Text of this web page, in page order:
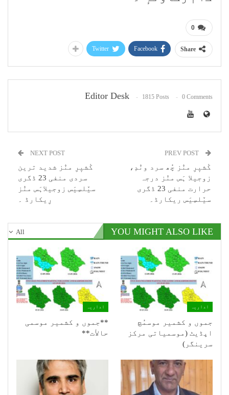
0
Share
Facebook
Twitter
Editor Desk 1815 Posts 0 Comments
کٔشیٖرِ منٛز چُھ سرد ونٛدٕ،
زوجیلا ہَس منٛز درجہ
حرارت منفی 23 ڈگری
سیٚلسِیَس ریکارڈ۔
NEXT POST
کٔشیٖرِ منٛز شدید ترین
سردی منفی 23 ڈگری
سیٚلسِیَس زوجیلاہَس منٛز
رِیکارڈ ۔
All YOU MIGHT ALSO LIKE
اداریہ
جموں و کشمیر موسمُچ
اپڈیٹ (موسمیاتی مرکز
سرینگر)
اداریہ
**جموں و كشمیر موسمی
حالأت**